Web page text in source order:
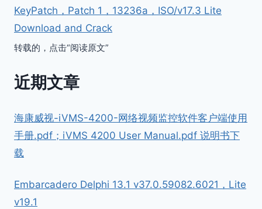
KeyPatch，Patch 1，13236a，ISO/v17.3 Lite
Download and Crack
转载的，点击“阅读原文”
近期文章
海康威视-iVMS-4200-网络视频监控软件客户端使用
手册.pdf；iVMS 4200 User Manual.pdf 说明书下
载
Embarcadero Delphi 13.1 v37.0.59082.6021，Lite
v19.1